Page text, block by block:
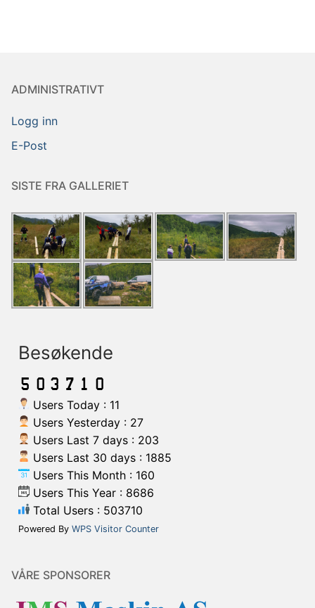
ADMINISTRATIVT
Logg inn
E-Post
SISTE FRA GALLERIET
Besøkende
Users Today : 11
Users Yesterday : 27
Users Last 7 days : 203
Users Last 30 days : 1885
Users This Month : 160
Users This Year : 8686
Total Users : 503710
Powered By WPS Visitor Counter
VÅRE SPONSORER